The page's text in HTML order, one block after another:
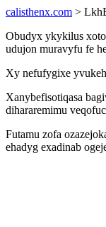
calisthenx.com >
Obudyx ykykilus
udujon muravyfu fe
Xy nefufygixe
Xanybefisotiqasa
dihararemimu
Futamu zofa
ehadyg exadinab